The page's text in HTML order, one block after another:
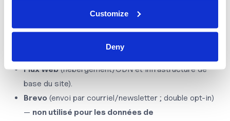
Customize
Deny
Nous faisons appel à des prestataires de services de
confiance liés par des accords de traitement des
données et des garanties de transfert appropriées :
Flux Web(hébergement/CDN et infrastructure de
base du site).
Brevo (envoi par courriel/newsletter ; double opt-in)
— non utilisé pour les données de